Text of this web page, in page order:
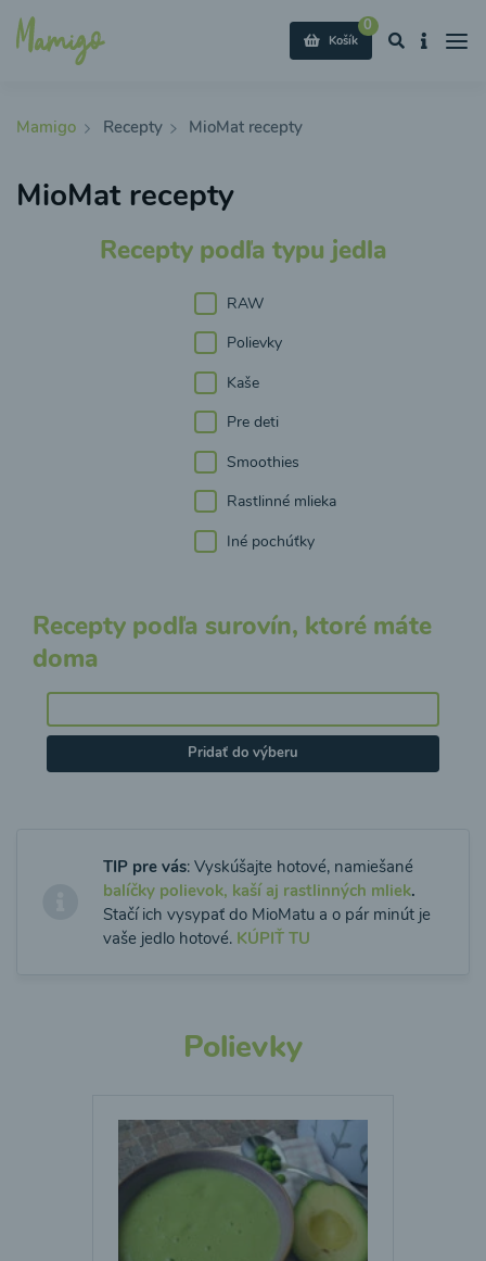
0
Košík
Mamigo Recepty MioMat recepty
MioMat recepty
Recepty podľa typu jedla
RAW
Polievky
Kaše
Pre deti
Smoothies
Rastlinné mlieka
Iné pochúťky
Recepty podľa surovín, ktoré máte
doma
Pridať do výberu
TIP pre vás: Vyskúšajte hotové, namiešané
balíčky polievok, kaší aj rastlinných mliek.
Stačí ich vysypať do MioMatu a o pár minút je
vaše jedlo hotové. KÚPIŤ TU
Polievky